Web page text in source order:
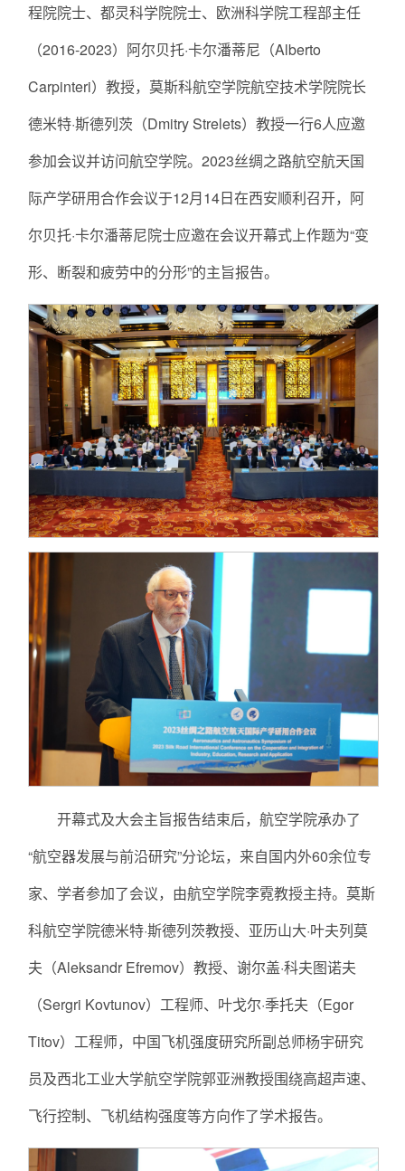
程院院士、都灵科学院院士、欧洲科学院工程部主任
（2016-2023）阿尔贝托·卡尔潘蒂尼（Alberto
Carpinteri）教授，莫斯科航空学院航空技术学院院长
德米特·斯德列茨（Dmitry Strelets）教授一行6人应邀
参加会议并访问航空学院。2023丝绸之路航空航天国
际产学研用合作会议于12月14日在西安顺利召开，阿
尔贝托·卡尔潘蒂尼院士应邀在会议开幕式上作题为“变
形、断裂和疲劳中的分形”的主旨报告。
开幕式及大会主旨报告结束后，航空学院承办了
“航空器发展与前沿研究”分论坛，来自国内外60余位专
家、学者参加了会议，由航空学院李霓教授主持。莫斯
科航空学院德米特·斯德列茨教授、亚历山大·叶夫列莫
夫（Aleksandr Efremov）教授、谢尔盖·科夫图诺夫
（Sergri Kovtunov）工程师、叶戈尔·季托夫（Egor
Titov）工程师，中国飞机强度研究所副总师杨宇研究
员及西北工业大学航空学院郭亚洲教授围绕高超声速、
飞行控制、飞机结构强度等方向作了学术报告。